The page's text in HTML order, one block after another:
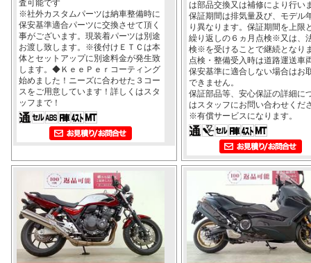
査可能です
※社外カスタムパーツは納車整備時に
保安基準適合パーツに交換させて頂く
事がございます。現装着パーツは別途
お渡し致します。※後付けＥＴＣは本
体とセットアップに別途料金が発生致
します。◆ＫｅｅＰｅｒコーティング
始めました！ニーズに合わせた３コー
スをご用意しています！詳しくはスタ
ッフまで！
は部品交換又は補修により行い
保証期間は排気量及び、モデル
り異なります。保証期間を上限
繰り返しの６ヵ月点検※又は、
検※を受けることで継続となり
点検・整備受入時は道路運送車
保安基準に適合しない場合はお
できません。
保証部品等、安心保証の詳細に
はスタッフにお問い合わせくだ
※有償サービスになります。